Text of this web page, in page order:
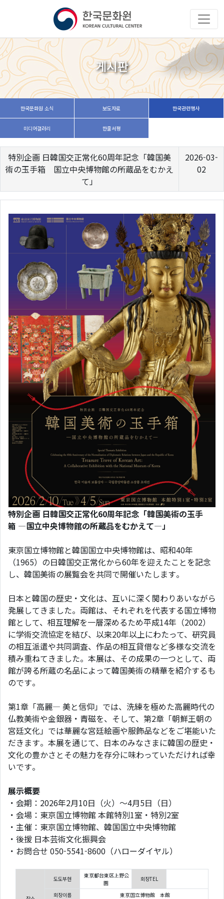
게시판
한국문화원 소식 보도자료 한국관련행사
미디어갤러리 한줄서평
特別企画 日韓国交正常化60周年記念「韓国美
術の玉手箱 国立中央博物館の所蔵品をむかえ
て」
2026-03-
02
特別企画 日韓国交正常化60周年記念「韓国美術の玉手
箱 ―国立中央博物館の所蔵品をむかえて―」
東京国立博物館と韓国国立中央博物館は、昭和40年
（1965）の日韓国交正常化から60年を迎えたことを記念
し、韓国美術の展覧会を共同で開催いたします。
日本と韓国の歴史・文化は、互いに深く関わりあいながら
発展してきました。両館は、それぞれを代表する国立博物
館として、相互理解を一層深めるため平成14年（2002）
に学術交流協定を結び、以来20年以上にわたって、研究員
の相互派遣や共同調査、作品の相互貸借など多様な交流を
積み重ねてきました。本展は、その成果の一つとして、両
館が誇る所蔵の名品によって韓国美術の精華を紹介するも
のです。
第1章「高麗― 美と信仰」では、洗練を極めた高麗時代の
仏教美術や金銀器・青磁を、そして、第2章「朝鮮王朝の
宮廷文化」では華麗な宮廷絵画や服飾品などをご堪能いた
だきます。本展を通じて、日本のみなさまに韓国の歴史・
文化の豊かさとその魅力を存分に味わっていただければ幸
いです。
展示概要
・会期：2026年2月10日（火）～4月5日（日）
・会場：東京国立博物館 本館特別1室・特別2室
・主催：東京国立博物館、韓国国立中央博物館
・後援 日本芸術文化振興会
・お問合せ 050-5541-8600（ハローダイヤル）
도도부현
東京都台東区上野公
園
회장TEL
회장이름 東京国立博物館 本館